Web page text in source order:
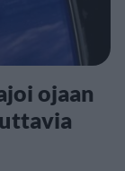
ojaan